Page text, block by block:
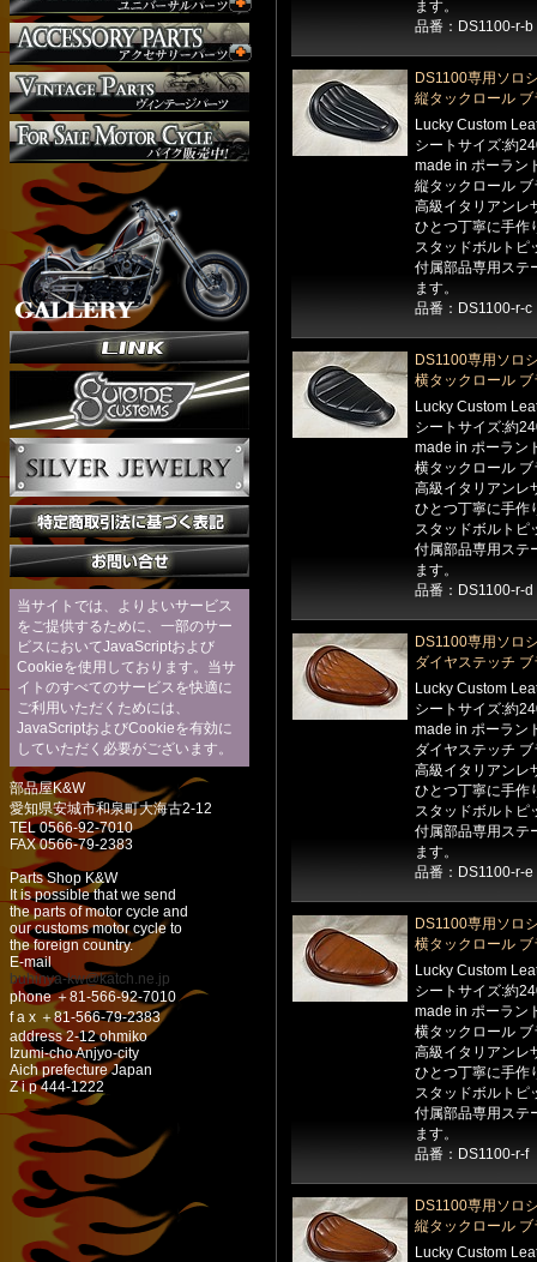
ます。
品番：DS1100-r-b
DS1100専用ソロ
縦タックロール
Lucky Custom
シートサイズ:約
made in ポーラン
縦タックロール ブ
高級イタリアンレ
ひとつ丁寧に手作
スタッドボルトピ
付属部品専用ステ
ます。
品番：DS1100-r-c
DS1100専用ソロ
横タックロール
Lucky Custom
シートサイズ:約
made in ポーラン
横タックロール ブ
高級イタリアンレ
ひとつ丁寧に手作
スタッドボルトピ
付属部品専用ステ
ます。
品番：DS1100-r-d
DS1100専用ソロ
ダイヤステッチ
Lucky Custom
シートサイズ:約
made in ポーラン
ダイヤステッチ
高級イタリアンレ
ひとつ丁寧に手作
スタッドボルトピ
付属部品専用ステ
ます。
品番：DS1100-r-e
DS1100専用ソロ
横タックロール ブ
Lucky Custom
シートサイズ:約
made in ポーラン
横タックロール ブ
高級イタリアンレ
ひとつ丁寧に手作
スタッドボルトピ
付属部品専用ステ
ます。
品番：DS1100-r-f
DS1100専用ソロ
縦タックロール ブ
Lucky Custom
当サイトでは、よりよいサービス
をご提供するために、一部のサー
ビスにおいてJavaScriptおよび
Cookieを使用しております。当サ
イトのすべてのサービスを快適に
ご利用いただくためには、
JavaScriptおよびCookieを有効に
していただく必要がございます。
部品屋K&W
愛知県安城市和泉町大海古2-12
TEL 0566-92-7010
FAX 0566-79-2383
Parts Shop K&W
It is possible that we send
the parts of motor cycle and
our customs motor cycle to
the foreign country.
E-mail
buhinya-kw@katch.ne.jp
phone ＋81-566-92-7010
f a x ＋81-566-79-2383
address 2-12 ohmiko
Izumi-cho Anjyo-city
Aich prefecture Japan
Z i p 444-1222